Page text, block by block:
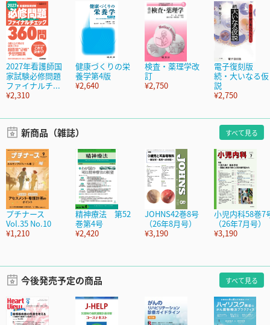
2027年看護師国
家試験必修問題
ファイナルチ...
¥2,310
健康づくりの栄
養学第4版
¥2,640
検査・薬理学改
訂
¥2,750
電子復刻版
続・大いなる仮
説
¥2,750
新商品（雑誌） すべて見る
プチナース
Vol.35 No.10
¥1,210
精神療法 第52
巻第4号
¥2,420
JOHNS42巻8号
（26年8月号）
¥3,190
小児内科58巻7
（26年7月号）
¥3,190
今後発売予定の商品 すべて見る